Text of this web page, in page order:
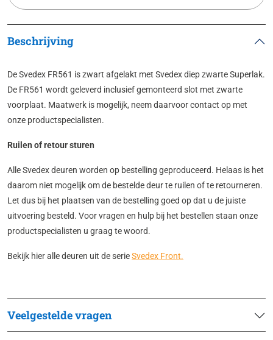
Beschrijving
De Svedex FR561 is zwart afgelakt met Svedex diep zwarte Superlak.
De FR561 wordt geleverd inclusief gemonteerd slot met zwarte
voorplaat. Maatwerk is mogelijk, neem daarvoor contact op met
onze productspecialisten.
Ruilen of retour sturen
Alle Svedex deuren worden op bestelling geproduceerd. Helaas is het
daarom niet mogelijk om de bestelde deur te ruilen of te retourneren.
Let dus bij het plaatsen van de bestelling goed op dat u de juiste
uitvoering besteld. Voor vragen en hulp bij het bestellen staan onze
productspecialisten u graag te woord.
Bekijk hier alle deuren uit de serieSvedex Front.
Veelgestelde vragen